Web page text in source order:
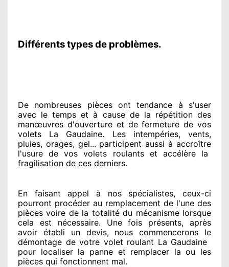
Différents types de problèmes.
De nombreuses pièces ont tendance à s'user
avec le temps et à causede la répétition des
manœuvres d'ouverture et de fermeture de vos
volets La Gaudaine. Les intempéries, vents,
pluies, orages, gel... participent aussi à accroître
l'usure de vos volets roulants et accélère la
fragilisation de ces derniers.
En faisant appel à nos spécialistes, ceux-ci
pourront procéder au remplacement de l'une des
pièces voire de la totalitédu mécanisme lorsque
cela est nécessaire. Une fois présents, après
avoir établi un devis, nous commencerons le
démontage de votre volet roulant La Gaudaine
pour localiser la panne et remplacer la ou les
pièces qui fonctionnent mal.